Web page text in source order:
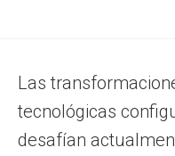
Las
tecnológicas
desafían